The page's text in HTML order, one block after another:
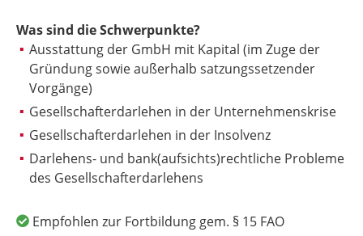
Was sind die Schwerpunkte?
Ausstattung der GmbH mit Kapital (im Zuge der
Gründung sowie außerhalb satzungssetzender
Vorgänge)
Gesellschafterdarlehen in der Unternehmenskrise
Gesellschafterdarlehen in der Insolvenz
Darlehens- und bank(aufsichts)rechtliche Probleme
des Gesellschafterdarlehens
Empfohlen zur Fortbildung gem. § 15 FAO